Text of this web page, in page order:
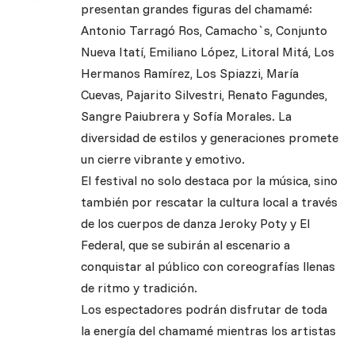
presentan grandes figuras del chamamé:
Antonio Tarragó Ros, Camacho`s, Conjunto
Nueva Itatí, Emiliano López, Litoral Mitá, Los
Hermanos Ramírez, Los Spiazzi, María
Cuevas, Pajarito Silvestri, Renato Fagundes,
Sangre Paiubrera y Sofía Morales. La
diversidad de estilos y generaciones promete
un cierre vibrante y emotivo.
El festival no solo destaca por la música, sino
también por rescatar la cultura local a través
de los cuerpos de danza Jeroky Poty y El
Federal, que se subirán al escenario a
conquistar al público con coreografías llenas
de ritmo y tradición.
Los espectadores podrán disfrutar de toda
la energía del chamamé mientras los artistas